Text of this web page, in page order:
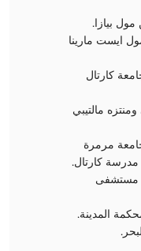
بيازا.
5 كم عن مول ايست مارينا
2 كم عن جامعة كارتال
شاطئ ومنتزه مالتيبي
500 م عن مستشفى